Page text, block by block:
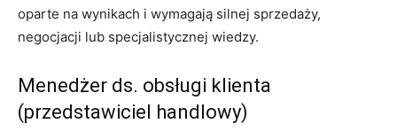
oparte na wynikach i wymagają silnej sprzedaży,
negocjacji lub specjalistycznej wiedzy.
Menedżer ds. obsługi klienta
(przedstawiciel handlowy)